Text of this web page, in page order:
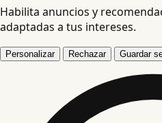
Habilita anuncios y
adaptadas a tus intereses.
Personalizar Rechazar Guardar